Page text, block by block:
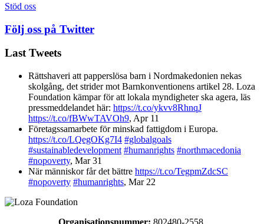
Stöd oss
Följ oss på Twitter
Last Tweets
Rättshaveri att papperslösa barn i Nordmakedonien nekas
skolgång, det strider mot Barnkonventionens artikel 28. Loza
Foundation kämpar för att lokala myndigheter ska agera, läs
pressmeddelandet här: https://t.co/ykvv8RhnqJ
https://t.co/fBWwTAVOh9, Apr 11
Företagssamarbete för minskad fattigdom i Europa.
https://t.co/LQegOKg7I4 #globalgoals
#sustainabledevelopment #humanrights #northmacedonia
#nopoverty, Mar 31
När människor får det bättre https://t.co/TegpmZdcSC
#nopoverty #humanrights, Mar 22